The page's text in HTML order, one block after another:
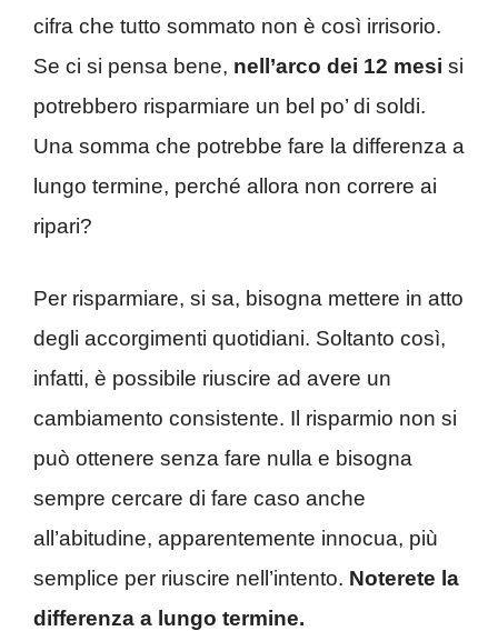
cifra che tutto sommato non è così irrisorio.
Se ci si pensa bene, nell’arco dei 12 mesi si
potrebbero risparmiare un bel po’ di soldi.
Una somma che potrebbe fare la differenza a
lungo termine, perché allora non correre ai
ripari?
Per risparmiare, si sa, bisogna mettere in atto
degli accorgimenti quotidiani. Soltanto così,
infatti, è possibile riuscire ad avere un
cambiamento consistente. Il risparmio non si
può ottenere senza fare nulla e bisogna
sempre cercare di fare caso anche
all’abitudine, apparentemente innocua, più
semplice per riuscire nell’intento. Noterete la
differenza a lungo termine.